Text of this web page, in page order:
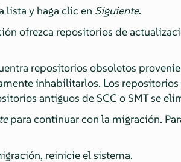
lista y haga clic en Siguiente.
ofrezca repositorios de
repositorios obsoletos
inhabilitarlos. Los
antiguos de SCC o SMT se
para continuar con la migración.
reinicie el sistema.